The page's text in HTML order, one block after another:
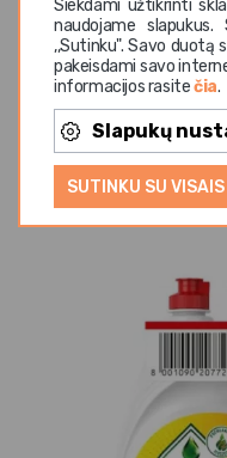
Siekdami užtikrinti
naudojame
,,Sutinku". Savo
pakeisdami savo
informacijos rasitečia.
Slapukų
SUTINKU SU
produktų pasirinkimą.